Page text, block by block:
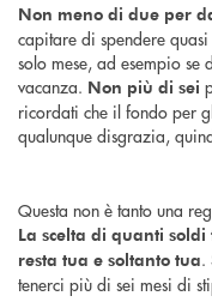
Non meno di due per
capitare di spendere
solo mese, ad esempio
vacanza. Non più di sei
ricordati che il fondo per
qualunque disgrazia,
Questa non è tanto una
La scelta di quanti
resta tua e soltanto tua.
tenerci più di sei mesi di